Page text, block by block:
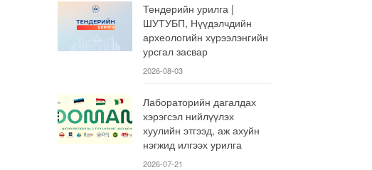
Тендерийн урилга |
ШУТУБП, Нүүдэлчдийн
археологийн хүрээлэнгийн
урсгал засвар
2026-08-03
Лабораторийн дагалдах
хэрэгсэл нийлүүлэх
хуулийн этгээд, аж ахуйн
нэгжид илгээх урилга
2026-07-21